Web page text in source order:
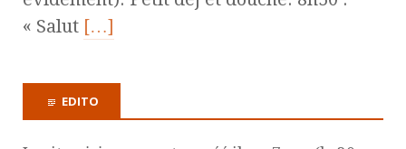
« Salut […]
EDITO